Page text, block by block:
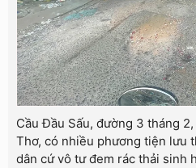
Cầu Đầu Sấu, đường 3 tháng
Thơ, có nhiều phương tiện lưu
dân cứ vô tư đem rác thải sinh